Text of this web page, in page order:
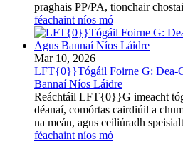
praghais PP/PA, tionchair
féachaint níos mó
Mar 10, 2026
LFT{0}}Tógáil Foirne G: Dea-
Bannaí Níos Láidre
Reáchtáil LFT{0}}G imeacht
déanaí, comórtas cairdiúil a
na meán, agus ceiliúradh
féachaint níos mó